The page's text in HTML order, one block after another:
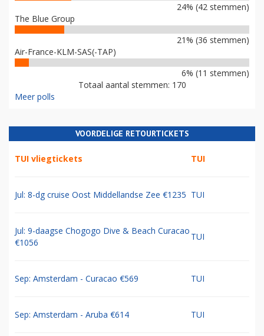
24% (42 stemmen)
The Blue Group
21% (36 stemmen)
Air-France-KLM-SAS(-TAP)
6% (11 stemmen)
Totaal aantal stemmen: 170
Meer polls
VOORDELIGE RETOURTICKETS
TUI vliegtickets TUI
Jul: 8-dg cruise Oost Middellandse Zee €1235 TUI
Jul: 9-daagse Chogogo Dive & Beach Curacao
€1056
TUI
Sep: Amsterdam - Curacao €569 TUI
Sep: Amsterdam - Aruba €614 TUI